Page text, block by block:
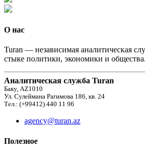
О нас
Turan — независимая аналитическая
стыке политики, экономики и общества.
Аналитическая служба Turan
Баку, AZ1010
Ул. Сулеймана Рагимова 186, кв. 24
Тел.: (+99412) 440 11 96
agency@turan.az
Полезное